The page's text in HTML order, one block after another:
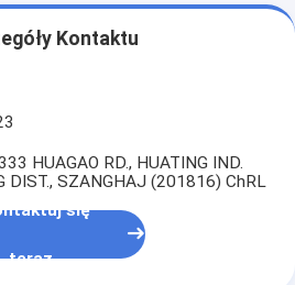
Kontaktu
HUAGAO RD., HUATING IND.
DIST., SZANGHAJ (201816) ChRL
się
teraz